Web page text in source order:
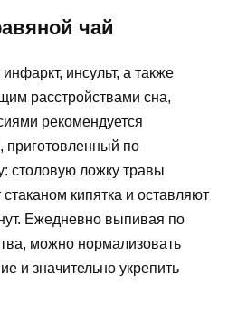
чай
инсульт, а также
расстройствами сна,
рекомендуется
приготовленный по
столовую ложку травы
кипятка и оставляют
Ежедневно выпивая по
можно нормализовать
и значительно укрепить